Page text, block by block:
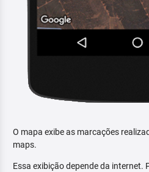
O mapa exibe as marcações
maps.
Essa exibição depende da internet.